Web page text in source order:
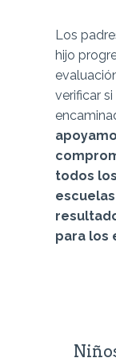
Los
hijo
verificar
todos
para los